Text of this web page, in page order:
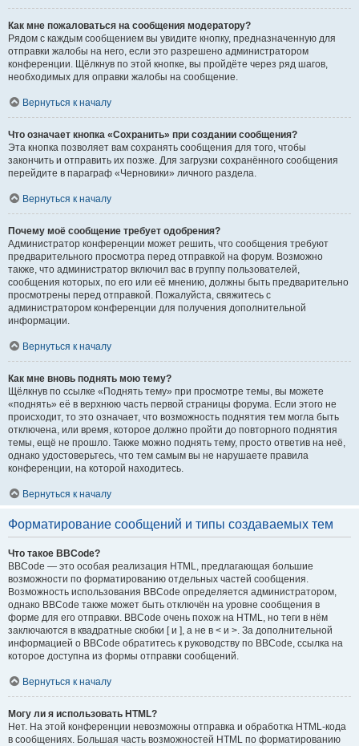
Как мне пожаловаться на сообщения модератору?
Рядом с каждым сообщением вы увидите кнопку, предназначенную для
отправки жалобы на него, если это разрешено администратором
конференции. Щёлкнув по этой кнопке, вы пройдёте через ряд шагов,
необходимых для оправки жалобы на сообщение.
Вернуться к началу
Что означает кнопка «Сохранить» при создании сообщения?
Эта кнопка позволяет вам сохранять сообщения для того, чтобы
закончить и отправить их позже. Для загрузки сохранённого сообщения
перейдите в параграф «Черновики» личного раздела.
Вернуться к началу
Почему моё сообщение требует одобрения?
Администратор конференции может решить, что сообщения требуют
предварительного просмотра перед отправкой на форум. Возможно
также, что администратор включил вас в группу пользователей,
сообщения которых, по его или её мнению, должны быть предварительно
просмотрены перед отправкой. Пожалуйста, свяжитесь с
администратором конференции для получения дополнительной
информации.
Вернуться к началу
Как мне вновь поднять мою тему?
Щёлкнув по ссылке «Поднять тему» при просмотре темы, вы можете
«поднять» её в верхнюю часть первой страницы форума. Если этого не
происходит, то это означает, что возможность поднятия тем могла быть
отключена, или время, которое должно пройти до повторного поднятия
темы, ещё не прошло. Также можно поднять тему, просто ответив на неё,
однако удостоверьтесь, что тем самым вы не нарушаете правила
конференции, на которой находитесь.
Вернуться к началу
Форматирование сообщений и типы создаваемых тем
Что такое BBCode?
BBCode — это особая реализация HTML, предлагающая большие
возможности по форматированию отдельных частей сообщения.
Возможность использования BBCode определяется администратором,
однако BBCode также может быть отключён на уровне сообщения в
форме для его отправки. BBCode очень похож на HTML, но теги в нём
заключаются в квадратные скобки [ и ], а не в < и >. За дополнительной
информацией о BBCode обратитесь к руководству по BBCode, ссылка на
которое доступна из формы отправки сообщений.
Вернуться к началу
Могу ли я использовать HTML?
Нет. На этой конференции невозможны отправка и обработка HTML-кода
в сообщениях. Большая часть возможностей HTML по форматированию